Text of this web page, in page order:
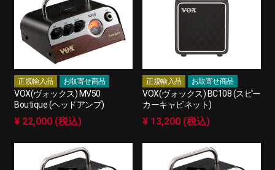
正規輸入品 お取寄せ商品
VOX(ヴォックス) MV50
Boutique (ヘッドアンプ)
¥ 22,000 (税込)
正規輸入品 お取寄せ商品
VOX(ヴォックス) BC108 (スピー
カーキャビネット)
¥ 13,200 (税込)